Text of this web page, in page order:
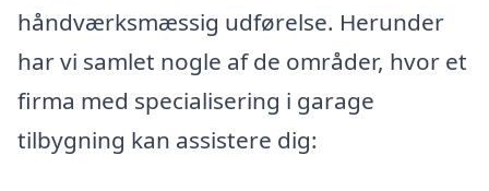
håndværksmæssig udførelse. Herunder
har vi samlet nogle af de områder, hvor et
firma med specialisering i garage
tilbygning kan assistere dig: